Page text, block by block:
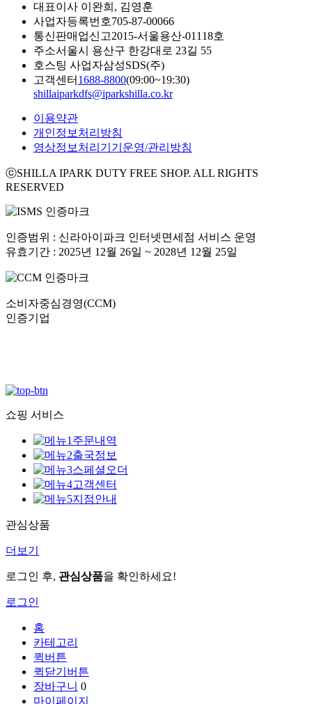
대표이사 이완희, 김영훈
사업자등록번호705-87-00066
통신판매업신고2015-서울용산-01118호
주소서울시 용산구 한강대로 23길 55
호스팅 사업자삼성SDS(주)
고객센터 1688-8800(09:00~19:30)
shillaiparkdfs@iparkshilla.co.kr
이용약관
개인정보처리방침
영상정보처리기기운영/관리방침
ⓒSHILLA IPARK DUTY FREE SHOP. ALL RIGHTS
RESERVED
인증범위 : 신라아이파크 인터넷면세점 서비스 운영
유효기간 : 2025년 12월 26일 ~ 2028년 12월 25일
소비자중심경영(CCM)
인증기업
쇼핑 서비스
주문내역
출국정보
스페셜오더
고객센터
지점안내
관심상품
더보기
로그인 후, 관심상품을 확인하세요!
로그인
홈
카테고리
퀵버튼
퀵닫기버튼
장바구니 0
마이페이지